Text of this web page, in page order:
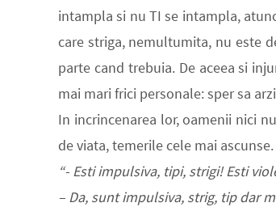
intampla si nu TI se intampla,
care striga, nemultumita, nu este
parte cand trebuia. De aceea si
mai mari frici personale: sper sa
In incrincenarea lor, oamenii nici
de viata, temerile cele mai
“- Esti impulsiva, tipi, strigi! Esti
– Da, sunt impulsiva, strig, tip dar